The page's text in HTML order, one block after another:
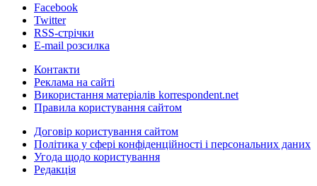
Facebook
Twitter
RSS-стрічки
E-mail розсилка
Контакти
Реклама на сайті
Використання матеріалів korrespondent.net
Правила користування сайтом
Договір користування сайтом
Політика у сфері конфіденційності і персональних даних
Угода щодо користування
Редакція